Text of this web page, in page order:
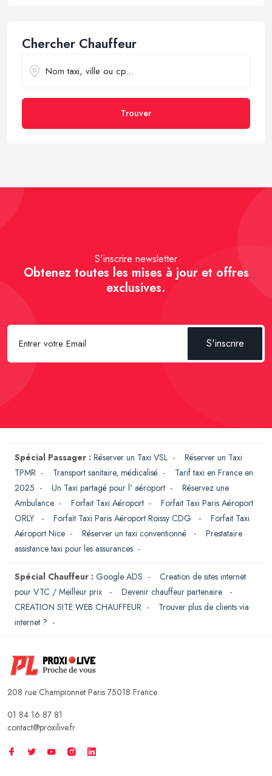
Chercher Chauffeur
Trouver
S'inscrire newsletter
Obtenez toutes les mises à jour et offres
exclusives.
S'inscrire
Spécial Passager : Réserver un Taxi VSL - Réserver un Taxi
TPMR - Transport sanitaire, médicalisé - Tarif taxi en France en
2025 - Un Taxi partagé pour l' aéroport - Réservez une
Ambulance - Forfait Taxi Aéroport - Forfait Taxi Paris Aéroport
ORLY
- Forfait Taxi Paris Aéroport Roissy CDG - Forfait Taxi
Aéroport Nice - Réserver un taxi conventionné - Prestataire
assistance taxi pour les assurances -
Spécial Chauffeur : Google ADS - Creation de sites internet
pour VTC / Meilleur prix
- Devenir chauffeur partenaire
-
CREATION SITE WEB CHAUFFEUR - Trouver plus de clients via
internet ? -
208 rue Championnet Paris 75018 France
01 84 16 87 81
contact@proxilive.fr